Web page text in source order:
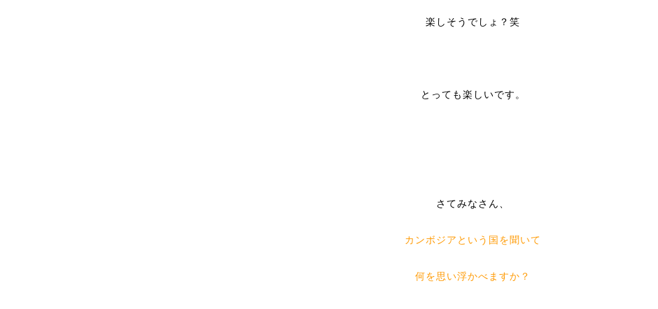
楽しそうでしょ？笑
とっても楽しいです。
さてみなさん、
カンボジアという国を聞いて
何を思い浮かべますか？